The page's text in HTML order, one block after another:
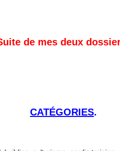
de mes deux
CATÉGORIES.